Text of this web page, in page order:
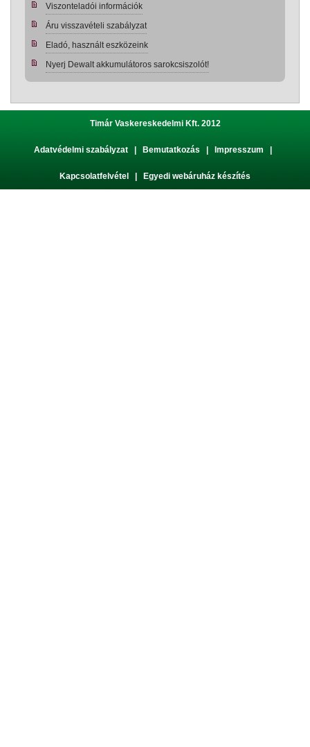
Viszonteladói információk
Áru visszavételi szabályzat
Eladó, használt eszközeink
Nyerj Dewalt akkumulátoros sarokcsiszolót!
Timár Vaskereskedelmi Kft. 2012
Adatvédelmi szabályzat | Bemutatkozás | Impresszum |
Kapcsolatfelvétel | Egyedi webáruház készítés